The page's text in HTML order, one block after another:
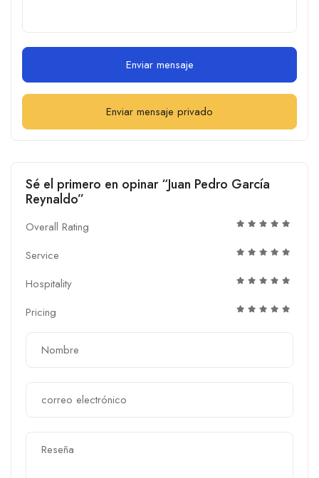
Enviar mensaje
Enviar mensaje privado
Sé el primero en opinar “Juan Pedro García
Reynaldo”
Overall Rating
Service
Hospitality
Pricing